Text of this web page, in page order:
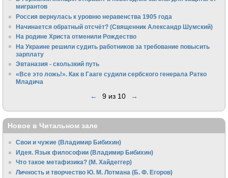
мигрантов
Россия вернулась к уровню неравенства 1905 года
Начинается обратный отсчёт? (Священник Александр Шумский)
На родине Христа отменили Рождество
На Украине решили судить работников за требование повысить
зарплату
Эвтаназия - скользкий путь
«Все это ложь!». Как в Гааге судили сербского генерала Ратко
Младича
← 9 из 10 →
Новое в Читальном зале
Свои и чужие (Владимир Бибихин)
Идея. Язык философии (Владимир Бибихин)
Что такое метафизика? (М. Хайдеггер)
Личность и творчество Ю. М. Лотмана (Б. Ф. Егоров)